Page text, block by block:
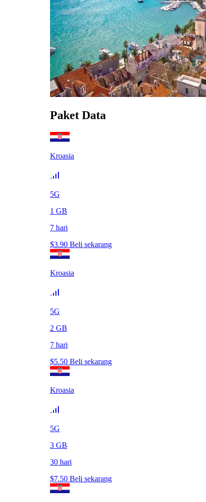
Paket Data
Kroasia
5G
1 GB
7 hari
$3.90 Beli sekarang
Kroasia
5G
2 GB
7 hari
$5.50 Beli sekarang
Kroasia
5G
3 GB
30 hari
$7.50 Beli sekarang